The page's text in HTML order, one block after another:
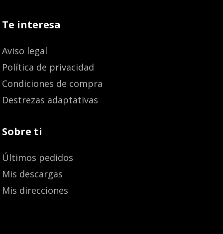
Te interesa
Aviso legal
Política de privacidad
Condiciones de compra
Destrezas adaptativas
Sobre ti
Últimos pedidos
Mis descargas
Mis direcciones